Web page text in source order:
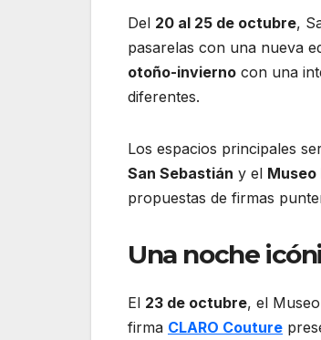
Del 20 al 25 de octubre,
pasarelas con una nueva
otoño-invierno con una
diferentes.
Los espacios principales
San Sebastián y el Museo
propuestas de firmas
Una noche
El 23 de octubre, el
firma CLARO Couture